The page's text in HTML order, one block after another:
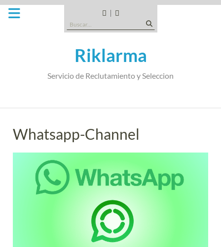
Saltar
CANDIDATOS
TIPO
EMPRESA
SOMOS
Buscar:
Riklarma
Servicio de Reclutamiento y Seleccion
Whatsapp-Channel